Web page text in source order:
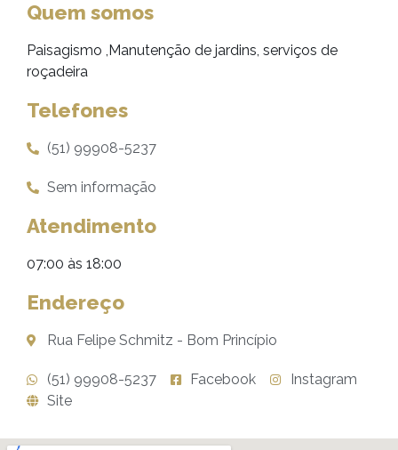
Quem somos
Paisagismo ,Manutenção de jardins, serviços de
roçadeira
Telefones
(51) 99908-5237
Sem informação
Atendimento
07:00 às 18:00
Endereço
Rua Felipe Schmitz - Bom Princípio
(51) 99908-5237 Facebook
Instagram
Site